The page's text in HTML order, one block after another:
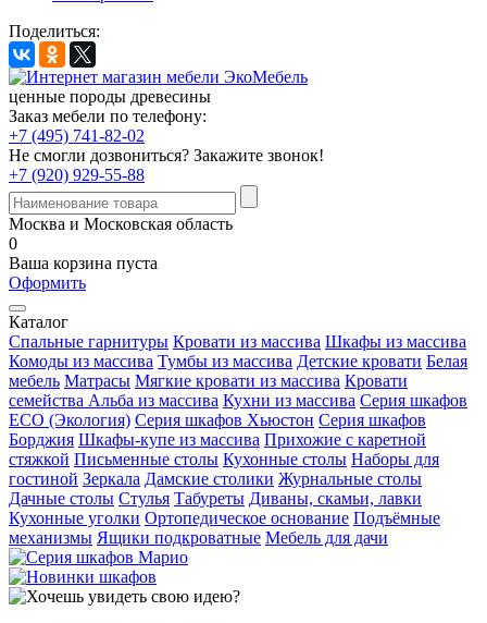
Поделиться:
ценные породы древесины
Заказ мебели по телефону:
+7 (495) 741-82-02
Не смогли дозвониться? Закажите звонок!
+7 (920) 929-55-88
Москва и Московская область
0
Ваша корзина пуста
Оформить
Каталог
Спальные гарнитуры Кровати из массива Шкафы из массива
Комоды из массива Тумбы из массива Детские кровати Белая
мебель Матрасы Мягкие кровати из массива Кровати
семейства Альба из массива Кухни из массива Серия шкафов
ECO (Экология) Серия шкафов Хьюстон Серия шкафов
Борджия Шкафы-купе из массива Прихожие с каретной
стяжкой Письменные столы Кухонные столы Наборы для
гостиной Зеркала Дамские столики Журнальные столы
Дачные столы Стулья Табуреты Диваны, скамьи, лавки
Кухонные уголки Ортопедическое основание Подъёмные
механизмы Ящики подкроватные Мебель для дачи